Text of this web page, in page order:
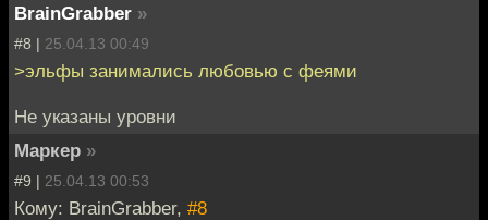
BrainGrabber »
#8 | 25.04.13 00:49
>эльфы занимались любовью с феями
Не указаны уровни
Маркер »
#9 | 25.04.13 00:53
Кому: BrainGrabber, #8